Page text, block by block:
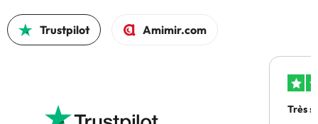
Trustpilot Amimir.com
Très